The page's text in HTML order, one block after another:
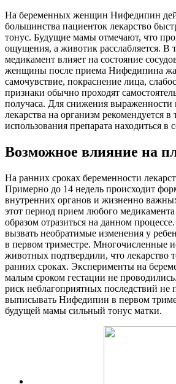
На беременных женщин Нифедипин
большинства пациенток лекарство
тонус. Будущие мамы отмечают, что
ощущения, а животик расслабляется. В
медикамент влияет на состояние
женщины после приема Нифедипина
самочувствие, покраснение лица,
признаки обычно проходят
получаса. Для снижения выраженности
лекарства на организм рекомендуется в
использования препарата находиться в
Возможное влияние на
На ранних сроках беременности
Примерно до 14 недель происходит
внутренних органов и жизненно
этот период прием любого
образом отразиться на данном
вызвать необратимые изменения у
в первом триместре. Многочисленные
животных подтвердили, что лекарство
ранних сроках. Эксперименты на
малым сроком гестации не
риск неблагоприятных последствий не
выписывать Нифедипин в первом
будущей мамы сильный тонус матки.